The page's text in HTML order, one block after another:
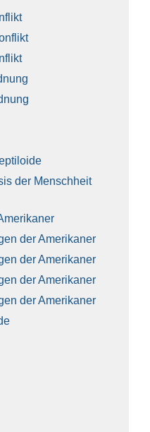
der Mensch­heit
der Ame­ri­ka­ner
der Ame­ri­ka­ner
der Ame­ri­ka­ner
der Ame­ri­ka­ner